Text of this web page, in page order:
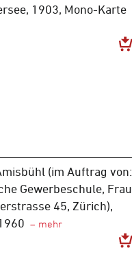
1903, Mono-Karte
(im Auftrag von:
Gewerbeschule, Frau
45, Zürich),